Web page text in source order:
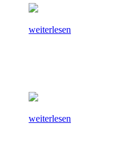
weiterlesen
weiterlesen